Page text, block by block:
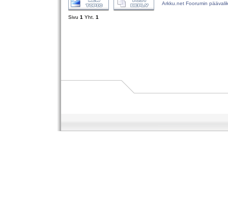
Arkku.net Foorumin
Sivu 1 Yht. 1